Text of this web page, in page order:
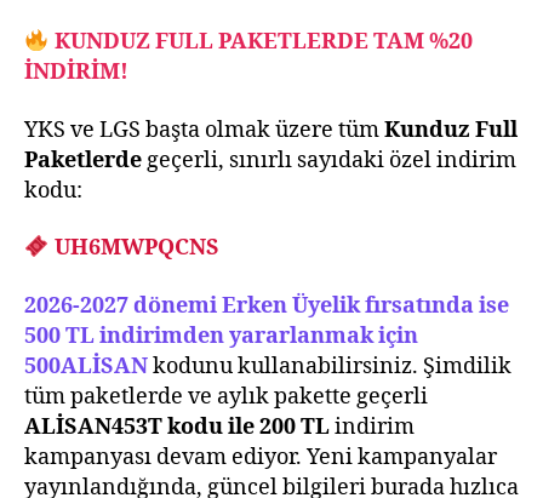
KUNDUZ FULL PAKETLERDE TAM %20
İNDİRİM!
YKS ve LGS başta olmak üzere tümKunduz Full
Paketlerde geçerli, sınırlı sayıdaki özel indirim
kodu:
UH6MWPQCNS
2026-2027 dönemi Erken Üyelik fırsatında ise
500 TL indirimden yararlanmak için
500ALİSANkodunu kullanabilirsiniz. Şimdilik
tüm paketlerde ve aylık pakette geçerli
ALİSAN453T kodu ile 200 TLindirim
kampanyası devam ediyor. Yeni kampanyalar
yayınlandığında, güncel bilgileri burada hızlıca